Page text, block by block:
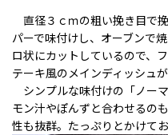
直径３ｃｍの粗い挽き目で
パーで味付けし、オーブンで
ロ状にカットしているので、
テーキ風のメインディッシュ
シンプルな味付けの「ノー
モン汁やぽんずと合わせるの
性も抜群。たっぷりとかけて